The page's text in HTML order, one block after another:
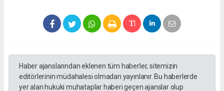
Haber ajanslarından eklenen tüm haberler, sitemizin
editörlerinin müdahalesi olmadan yayınlanır. Bu haberlerde
yer alan hukuki muhataplar haberi geçen ajanslar olup